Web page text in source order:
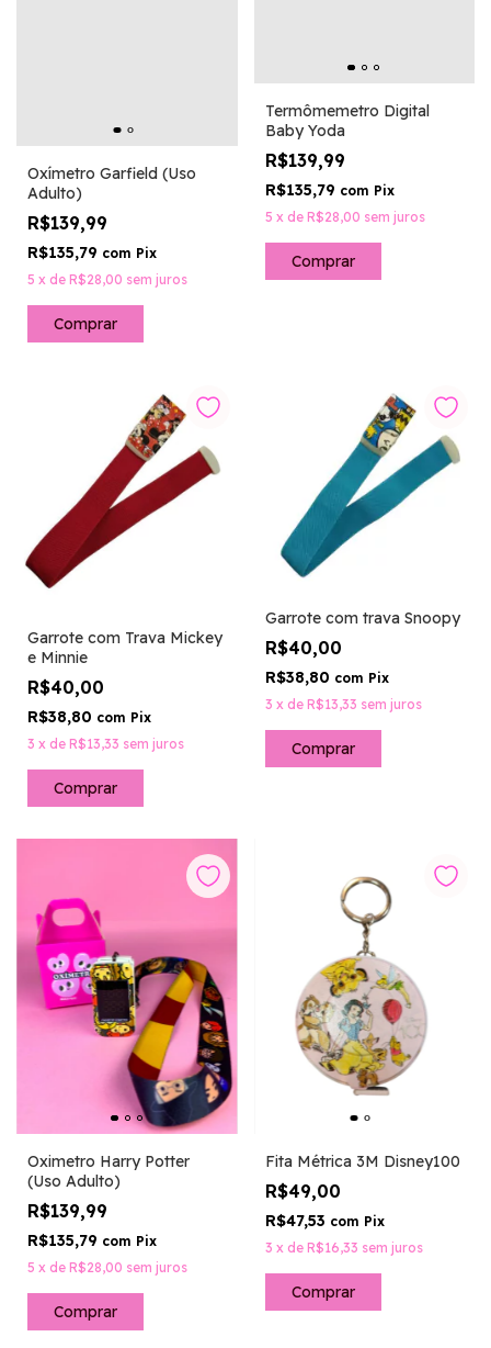
Oxímetro Garfield (Uso
Adulto)
R$139,99
R$135,79 com Pix
5 x de R$28,00 sem juros
Termômemetro Digital
Baby Yoda
R$139,99
R$135,79 com Pix
5 x de R$28,00 sem juros
Garrote com Trava Mickey
e Minnie
R$40,00
R$38,80 com Pix
3 x de R$13,33 sem juros
Garrote com trava Snoopy
R$40,00
R$38,80 com Pix
3 x de R$13,33 sem juros
Oximetro Harry Potter
(Uso Adulto)
R$139,99
R$135,79 com Pix
5 x de R$28,00 sem juros
Fita Métrica 3M Disney100
R$49,00
R$47,53 com Pix
3 x de R$16,33 sem juros